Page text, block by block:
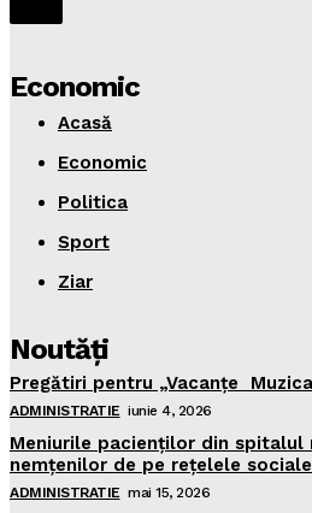
Economic
Acasă
Economic
Politica
Sport
Ziar
Noutăţi
Pregătiri pentru „Vacanţe
ADMINISTRATIE iunie 4, 2026
Meniurile pacienţilor din spitalul
nemţenilor de pe reţelele sociale
ADMINISTRATIE mai 15, 2026